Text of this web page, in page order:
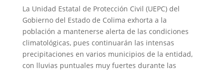
La Unidad Estatal de Protección Civil (UEPC) del
Gobierno del Estado de Colima exhorta a la
población a mantenerse alerta de las condiciones
climatológicas, pues continuarán las intensas
precipitaciones en varios municipios de la entidad,
con lluvias puntuales muy fuertes durante las